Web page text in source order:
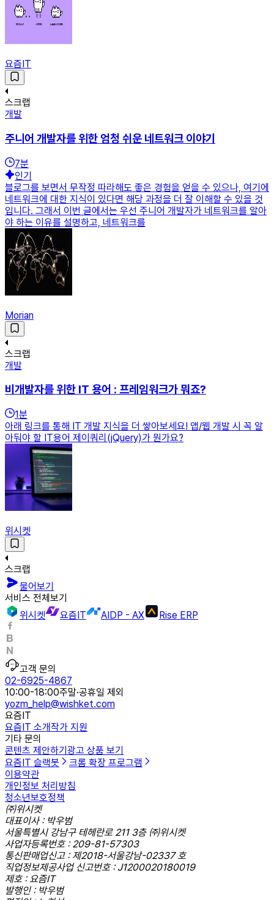
요즘IT
스크랩
개발
주니어 개발자를 위한 엄청 쉬운 네트워크 이야기
7분
인기
블로그를 보면서 무작정 따라해도 좋은 경험을 얻을 수 있으나, 여기에
네트워크에 대한 지식이 있다면 해당 과정을 더 잘 이해할 수 있을 것
입니다. 그래서 이번 글에서는 우선 주니어 개발자가 네트워크를 알아
야 하는 이유를 설명하고, 네트워크를
Morian
스크랩
개발
비개발자를 위한 IT 용어 : 프레임워크가 뭐죠?
1분
아래 링크를 통해 IT 개발 지식을 더 쌓아보세요! 앱/웹 개발 시 꼭 알
아둬야 할 IT용어 제이쿼리(jQuery)가 뭔가요?
위시켓
스크랩
물어보기
서비스 전체보기
위시켓
요즘IT AIDP - AX Rise ERP
고객 문의
02-6925-4867
10:00-18:00주말·공휴일 제외
yozm_help@wishket.com
요즘IT
요즘IT 소개작가 지원
기타 문의
콘텐츠 제안하기 광고 상품 보기
요즘IT 슬랙봇
크롬 확장 프로그램
이용약관
개인정보 처리방침
청소년보호정책
㈜위시켓
대표이사 : 박우범
서울특별시 강남구 테헤란로 211 3층 ㈜위시켓
사업자등록번호 : 209-81-57303
통신판매업신고 : 제2018-서울강남-02337 호
직업정보제공사업 신고번호 : J1200020180019
제호 : 요즘IT
발행인 : 박우범